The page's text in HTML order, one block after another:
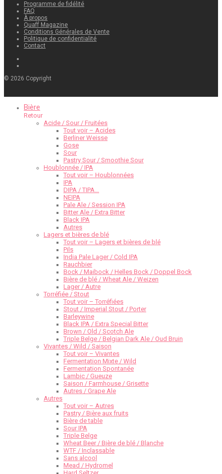
Programme de fidélité
FAQ
À propos
Quaff Magazine
Conditions Générales de Vente
Politique de confidentialité
Contact
© 2026 Copyright
Bière
Retour
Acide / Sour / Fruitées
Tout voir – Acides
Berliner Weisse
Gose
Sour
Pastry Sour / Smoothie Sour
Houblonnée / IPA
Tout voir – Houblonnées
IPA
DIPA / TIPA…
NEIPA
Pale Ale / Session IPA
Bitter Ale / Extra Bitter
Black IPA
Autres
Lagers et bières de blé
Tout voir – Lagers et bières de blé
Pils
India Pale Lager / Cold IPA
Rauchbier
Bock / Maibock / Helles Bock / Doppel Bock
Bière de blé / Wheat Ale / Weizen
Lager / Autre
Torréfiée / Stout
Tout voir – Torréfiées
Stout / Imperial Stout / Porter
Barleywine
Black IPA / Extra Special Bitter
Brown / Old / Scotch Ale
Triple Belge / Belgian Dark Ale / Oud Bruin
Vivantes / Wild / Saison
Tout voir – Vivantes
Fermentation Mixte / Wild
Fermentation Spontanée
Lambic / Gueuze
Saison / Farmhouse / Grisette
Autres / Grape Ale
Autres
Tout voir – Autres
Pastry / Bière aux fruits
Bière de table
Sour IPA
Triple Belge
Wheat Beer / Bière de blé / Blanche
WTF / Inclassable
Sans alcool
Mead / Hydromel